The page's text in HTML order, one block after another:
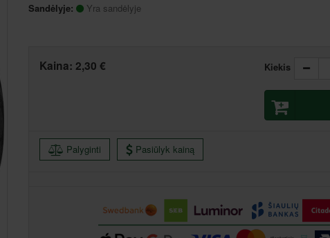
Sandėlyje:
Yra sandėlyje
Kaina: 2,30 € Kiekis
Palyginti Pasiūlyk kainą